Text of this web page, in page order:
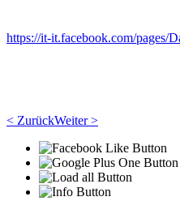
https://it-it.facebook.com/pages/
< ZurückWeiter >